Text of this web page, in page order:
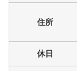
※ その他備考
メニューは日替
住所
休日